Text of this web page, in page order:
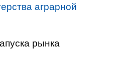
аграрной
рынка